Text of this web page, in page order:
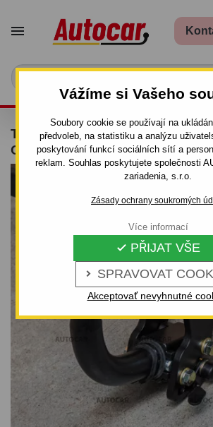
Vážíme si Vašeho
Soubory cookie se používají na
předvoleb, na statistiku a analýzu
poskytování funkcí sociálních sítí a
reklam. Souhlas poskytujete společnosti
zariadenia, s.r.o.
Zásady ochrany soukromých
 SPRAVOVAT
 PŘIJAT VŠE
Akceptovať nevyhnutné
Více informací

TAŽNÉ ZAŘÍZENÍ PRO VOLVO
ODNÍMATELNÝ BAJONETOVÝ